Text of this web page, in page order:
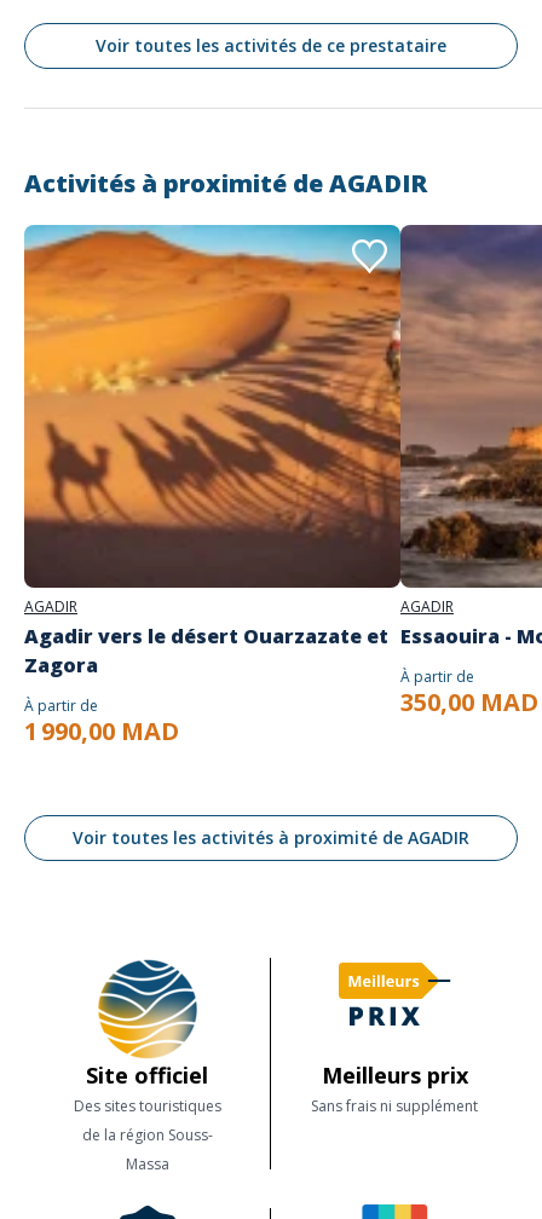
Voir toutes les activités de ce prestataire
Activités à proximité deAGADIR
AGADIR
Agadir vers le désert Ouarzazate et
Zagora
À partir de
1 990,00 MAD
AGADIR
Essaouira -
À partir de
350,00 MAD
Voir toutes les activités à proximité de AGADIR
Site officiel
Des sites touristiques
de la région Souss-
Massa
Meilleurs prix
Sans frais ni supplément